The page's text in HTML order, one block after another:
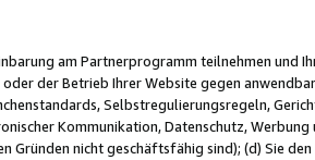
am Partnerprogramm teilnehmen
der Betrieb Ihrer Website gegen
Selbstregulierungsregeln,
Kommunikation, Datenschutz,
Gründen nicht geschäftsfähig sind); (d) Sie